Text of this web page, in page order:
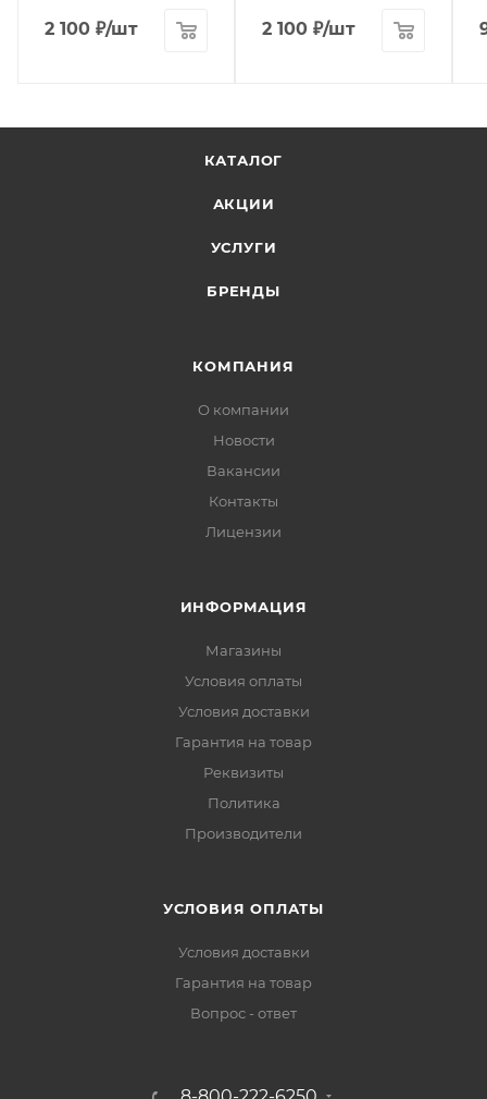
2 100 ₽/шт 2 100 ₽/шт
КАТАЛОГ
АКЦИИ
УСЛУГИ
БРЕНДЫ
КОМПАНИЯ
О компании
Новости
Вакансии
Контакты
Лицензии
ИНФОРМАЦИЯ
Магазины
Условия оплаты
Условия доставки
Гарантия на товар
Реквизиты
Политика
Производители
УСЛОВИЯ ОПЛАТЫ
Условия доставки
Гарантия на товар
Вопрос - ответ